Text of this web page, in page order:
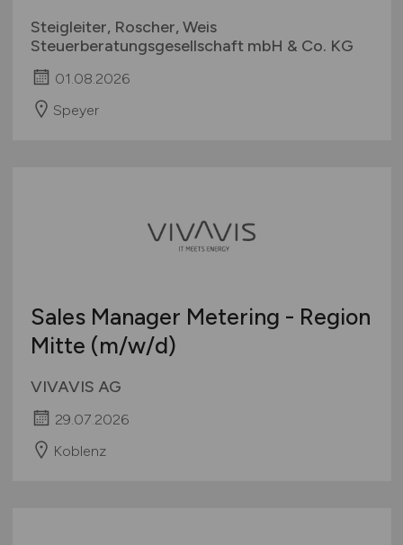
Steigleiter, Roscher, Weis
Steuerberatungsgesellschaft mbH & Co. KG
01.08.2026
Speyer
Sales Manager Metering - Region
Mitte (m/w/d)
VIVAVIS AG
29.07.2026
Koblenz